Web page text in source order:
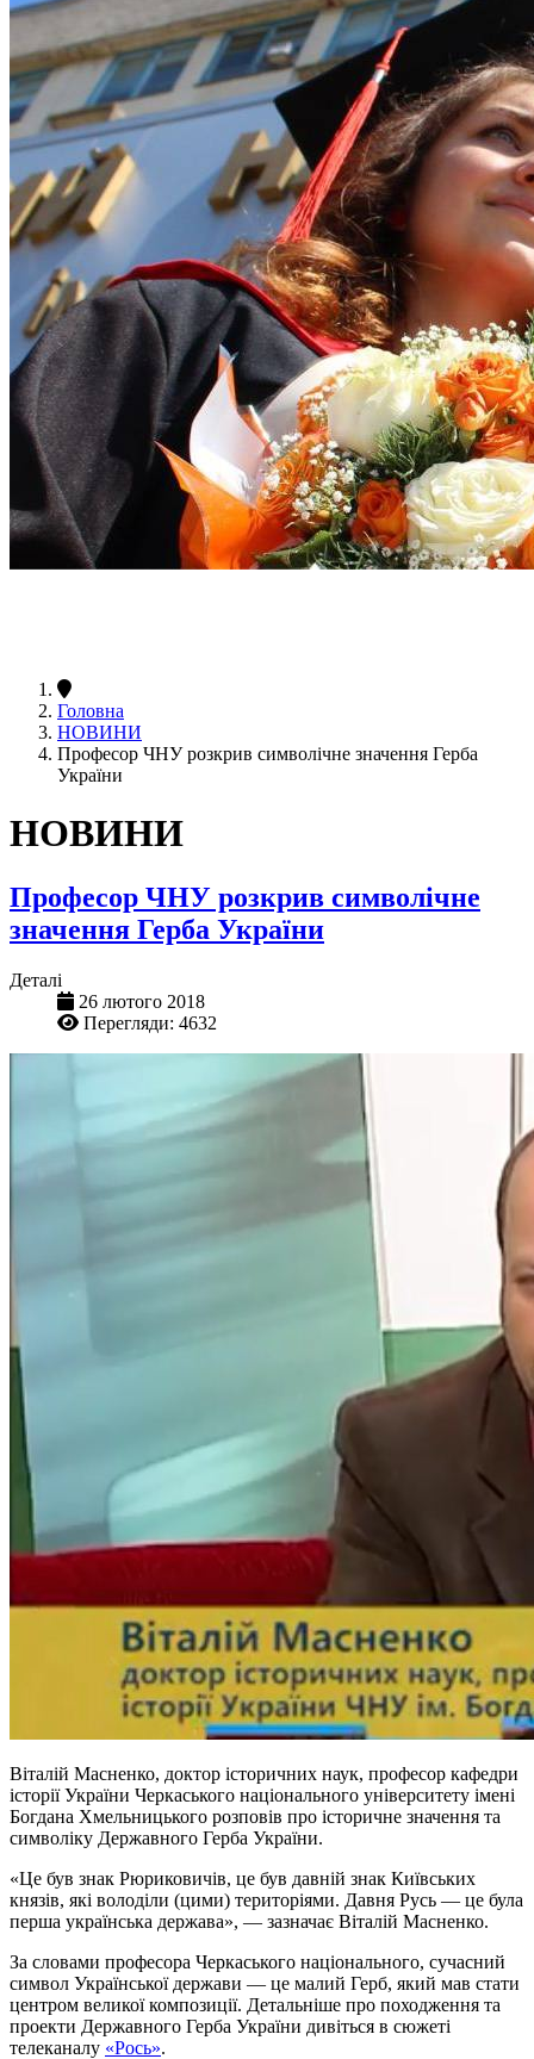
Головна
НОВИНИ
Професор ЧНУ розкрив символічне значення Герба
України
НОВИНИ
Професор ЧНУ розкрив символічне
значення Герба України
Деталі
26 лютого 2018
Перегляди: 4632
Віталій Масненко, доктор історичних наук, професор кафедри
історії України Черкаського національного університету імені
Богдана Хмельницького розповів про історичне значення та
символіку Державного Герба України.
«Це був знак Рюриковичів, це був давній знак Київських
князів, які володіли (цими) територіями. Давня Русь — це була
перша українська держава», — зазначає Віталій Масненко.
За словами професора Черкаського національного, сучасний
символ Української держави — це малий Герб, який мав стати
центром великої композиції. Детальніше про походження та
проекти Державного Герба України дивіться в сюжеті
телеканалу «Рось».